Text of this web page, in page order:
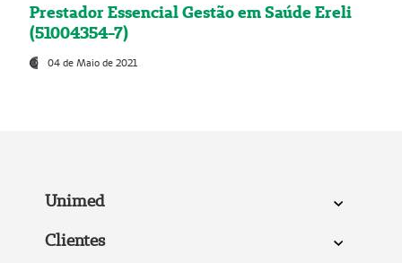
Prestador Essencial Gestão em Saúde Ereli
(51004354-7)
04 de Maio de 2021
Unimed
Clientes